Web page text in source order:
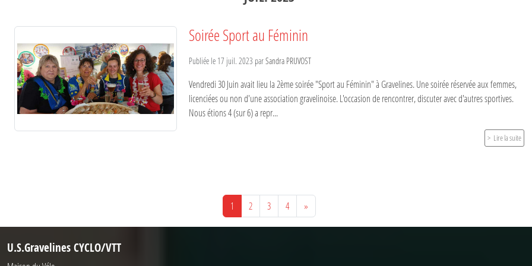
Soirée Sport au Féminin
Publiée le 17 juil. 2023 parSandra PRUVOST
Vendredi 30 Juin avait lieu la 2ème soirée "Sport au Féminin" à Gravelines. Une soirée réservée aux femmes,
licenciées ou non d'une association gravelinoise. L'occasion de rencontrer, discuter avec d'autres sportives.
Nous étions 4 (sur 6) a repr...
Lire la suite
1 2 3 4 »
U.S.Gravelines CYCLO/VTT